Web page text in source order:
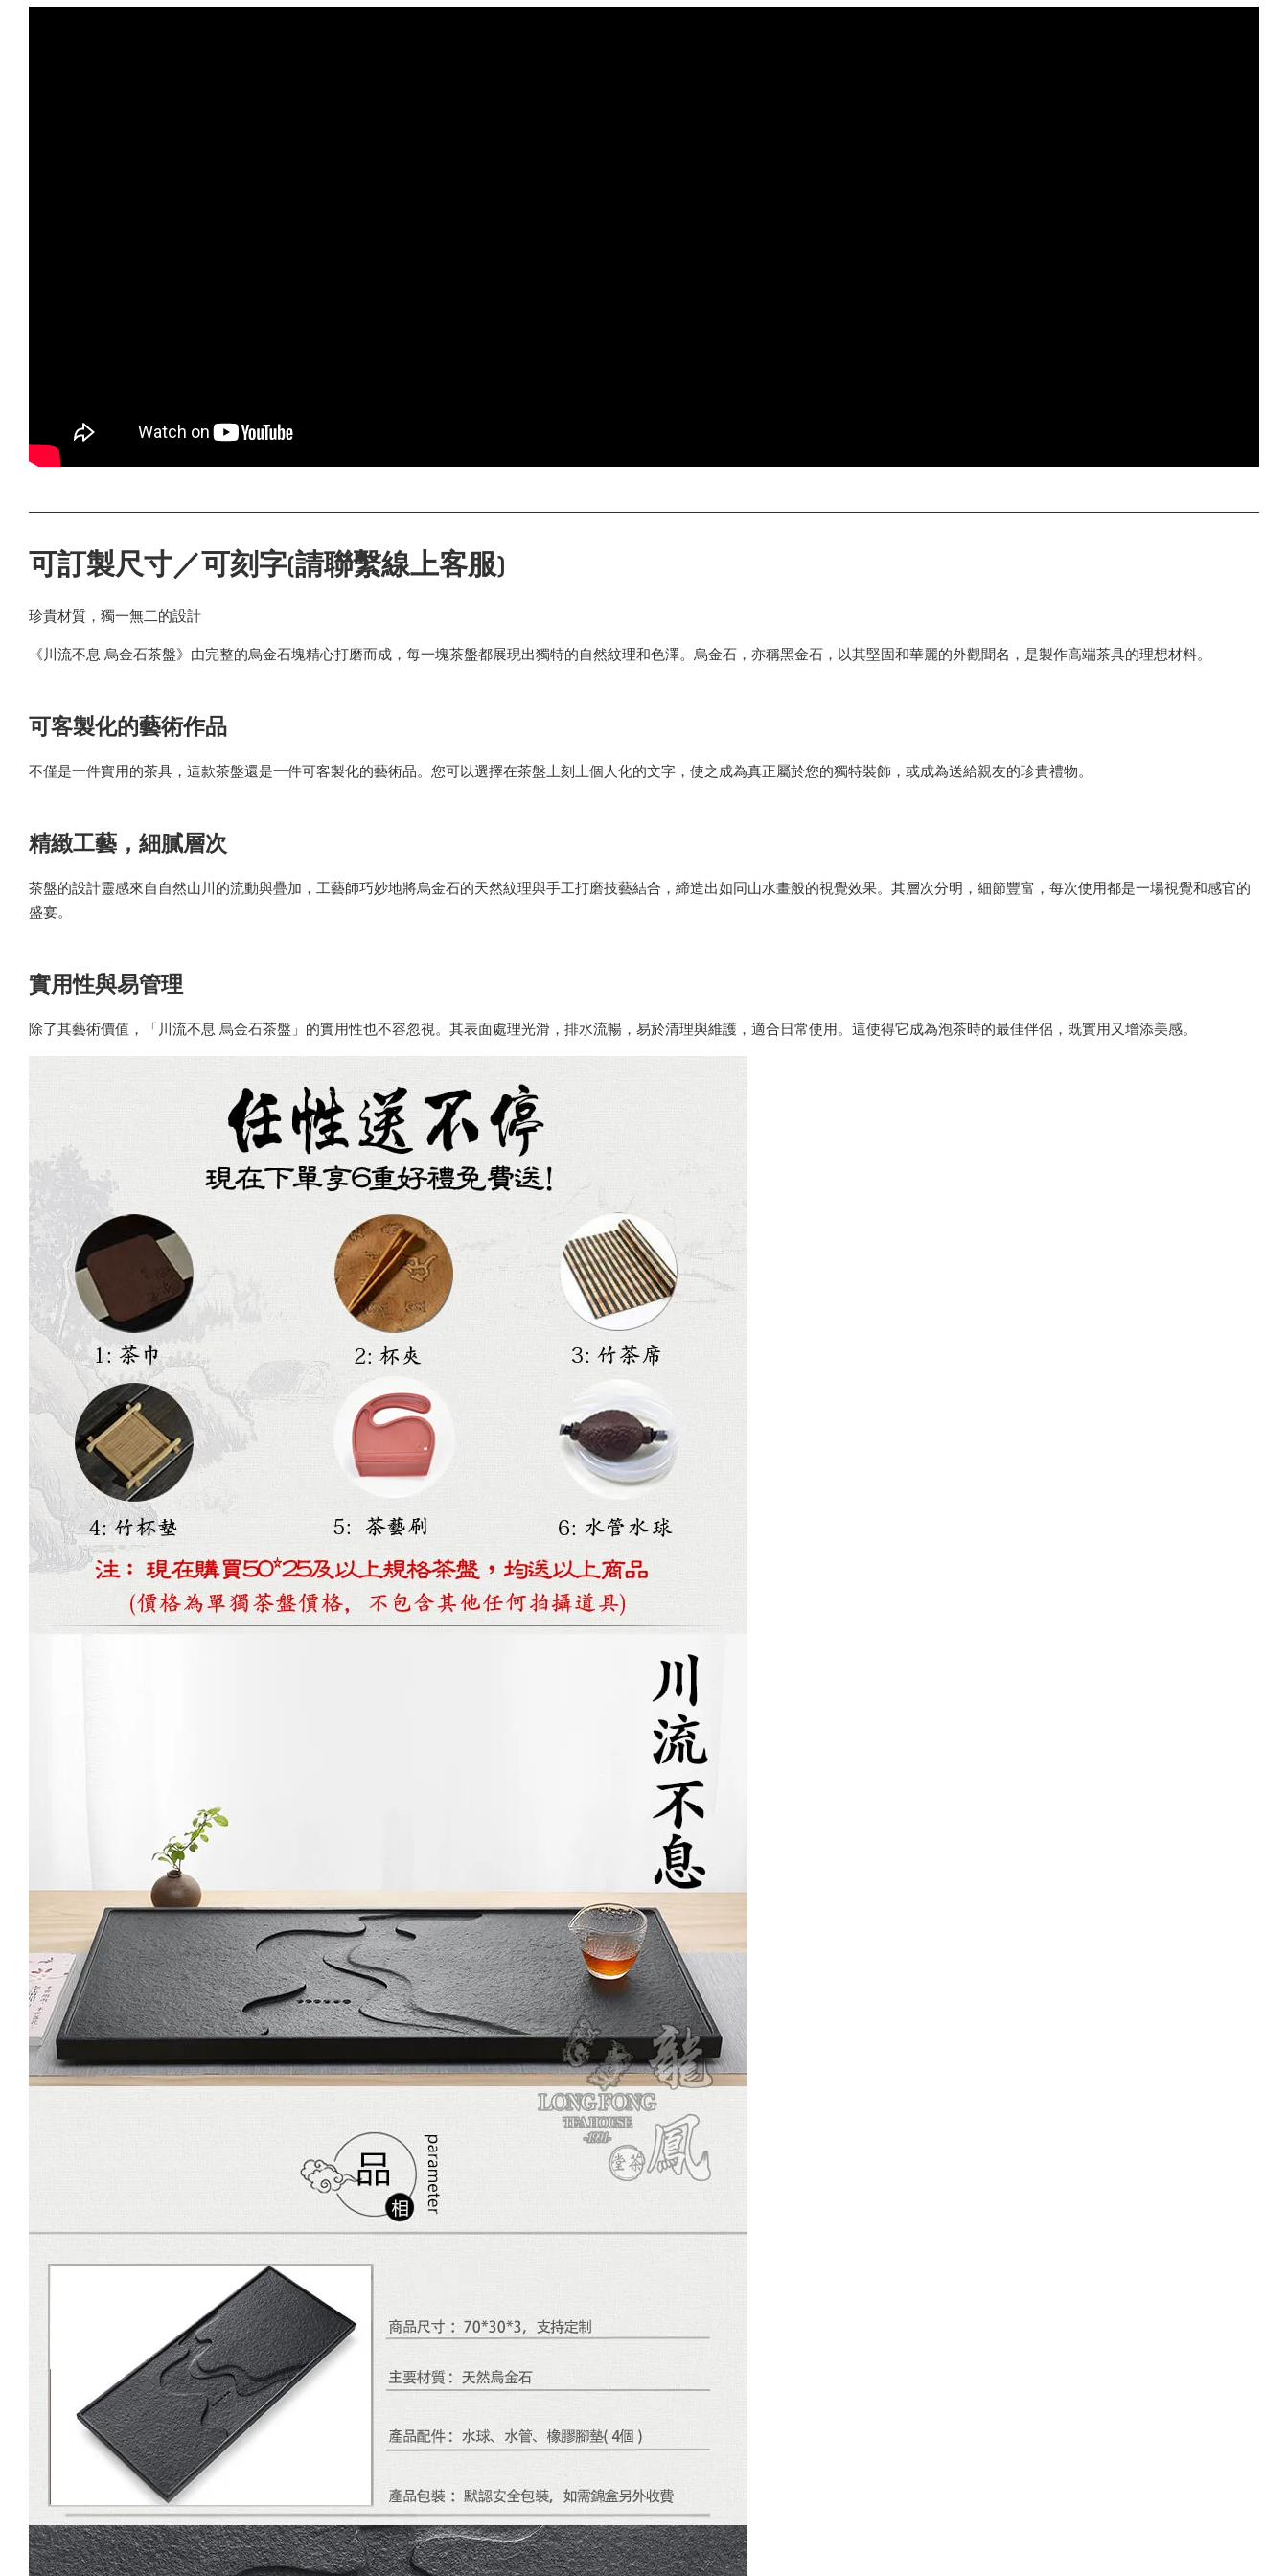
可訂製尺寸／可刻字(請聯繫線上客服)
珍貴材質，獨一無二的設計
《川流不息 烏金石茶盤》由完整的烏金石塊精心打磨而成，每一塊茶盤都展現出獨特的自然紋理和色澤。烏金石，亦稱黑金石，以其堅固和華麗的外觀聞名，是製作高端茶具的理想材料。
可客製化的藝術作品
不僅是一件實用的茶具，這款茶盤還是一件可客製化的藝術品。您可以選擇在茶盤上刻上個人化的文字，使之成為真正屬於您的獨特裝飾，或成為送給親友的珍貴禮物。
精緻工藝，細膩層次
茶盤的設計靈感來自自然山川的流動與疊加，工藝師巧妙地將烏金石的天然紋理與手工打磨技藝結合，締造出如同山水畫般的視覺效果。其層次分明，細節豐富，每次使用都是一場視覺和感官的
盛宴。
實用性與易管理
除了其藝術價值，「川流不息 烏金石茶盤」的實用性也不容忽視。其表面處理光滑，排水流暢，易於清理與維護，適合日常使用。這使得它成為泡茶時的最佳伴侶，既實用又增添美感。